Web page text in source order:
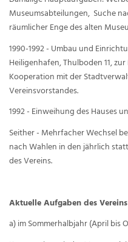
Museumsabteilungen, Suche
räumlicher Enge des alten
1990-1992 - Umbau und
Heiligenhafen, Thulboden 11,
Kooperation mit der
Vereinsvorstandes.
1992 - Einweihung des Hauses
Seither - Mehrfacher Wechsel
nach Wahlen in den jährlich
des Vereins.
Aktuelle Aufgaben des Vereins
a) im Sommerhalbjahr (April bis